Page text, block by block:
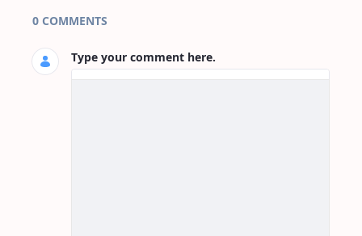
Page Comments
0 COMMENTS
Type your comment here.